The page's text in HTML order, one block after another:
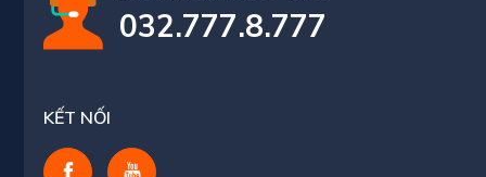
032.777.8.777
KẾT NỐI